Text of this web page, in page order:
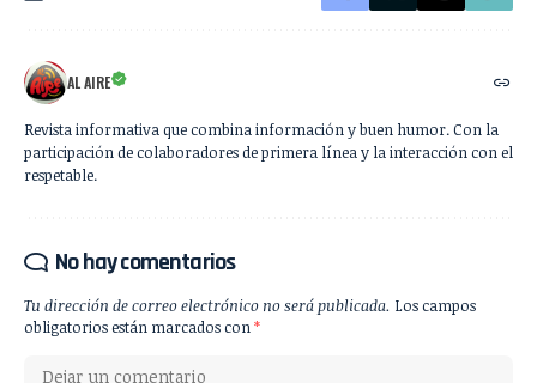
AL AIRE
Revista informativa que combina información y buen humor. Con la
participación de colaboradores de primera línea y la interacción con el
respetable.
No hay comentarios
Tu dirección de correo electrónico no será publicada. Los campos
obligatorios están marcados con*